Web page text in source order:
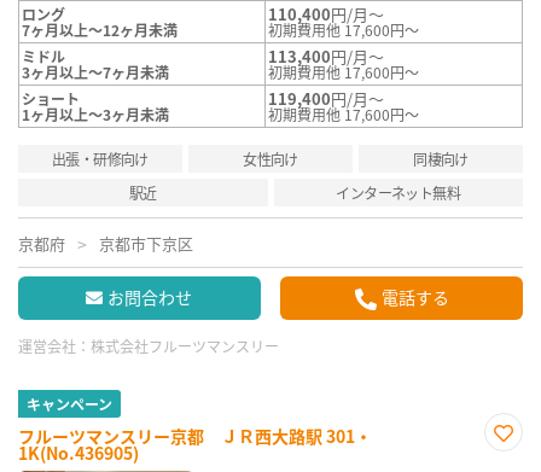
ロング
7ヶ月以上～12ヶ月未満
110,400円/月～
初期費用他 17,600円～
ミドル
3ヶ月以上～7ヶ月未満
113,400円/月～
初期費用他 17,600円～
ショート
1ヶ月以上～3ヶ月未満
119,400円/月～
初期費用他 17,600円～
出張・研修向け 女性向け
同棲向け
駅近
インターネット無料
京都府 京都市下京区
お問合わせ 電話する
運営会社： 株式会社フルーツマンスリー
キャンペーン
フルーツマンスリー京都 ＪＲ西大路駅 301・
1K(No.436905)